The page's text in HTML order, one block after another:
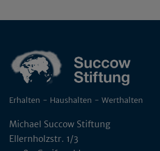
Erhalten - Haushalten - Werthalten
Michael Succow Stiftung
Ellernholzstr. 1/3